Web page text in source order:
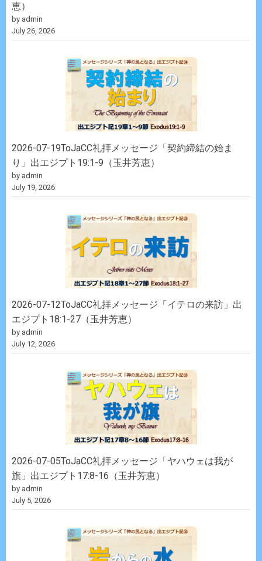
恵）
by admin
July 26, 2026
2026-07-19ToJaCC礼拝メッセージ「契約締結の始ま
り」出エジプト19:1-9（玉井芳恵）
by admin
July 19, 2026
2026-07-12ToJaCC礼拝メッセージ「イテロの来訪」出
エジプト18:1-27（玉井芳恵）
by admin
July 12, 2026
2026-07-05ToJaCC礼拝メッセージ「ヤハウェは我が
旗」出エジプト17:8-16（玉井芳恵）
by admin
July 5, 2026